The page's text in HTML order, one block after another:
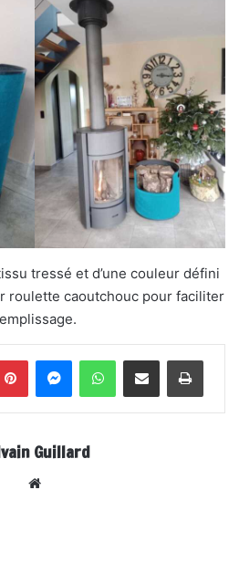
tressé et d’une couleur défini
roulette caoutchouc pour faciliter
PinterestMessengerWhatsAppPartager par email
Guillard